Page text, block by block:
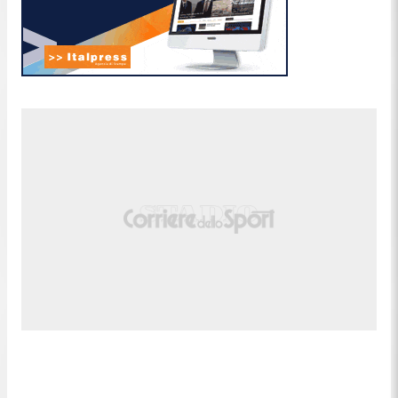
riportato in vita, incoraggiato: ora devo recuperare
il più possibile".
Zverev si guadagna la possibilità di giocare il super